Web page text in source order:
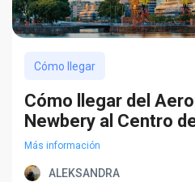
Cómo llegar
Cómo llegar del
Newbery al Centro
Más información
ALEKSANDRA